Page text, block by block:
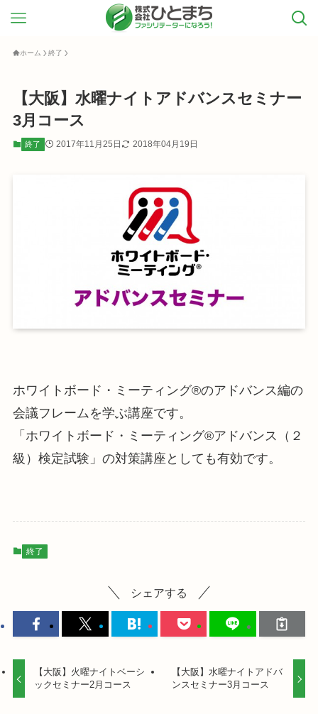
ホーム 終了
【大阪】水曜ナイトアドバンスセミナー
3月コース
終了 2017年11月25日 2018年04月19日
ホワイトボード・ミーティング®のアドバンス編の
会議フレームを学ぶ講座です。
「ホワイトボード・ミーティング®アドバンス（２
級）検定試験」の対策講座としても有効です。
終了
シェアする
【大阪】火曜ナイトベーシ
ックセミナー2月コース
【大阪】水曜ナイトアドバ
ンスセミナー3月コース